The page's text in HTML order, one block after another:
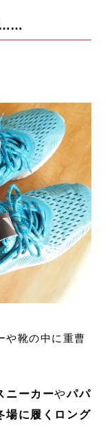
……
や靴の中に重曹
ニーカーやパパ
場に履くロング